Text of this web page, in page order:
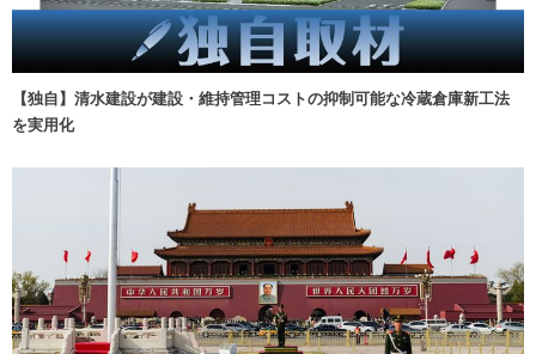
【独自】清水建設が建設・維持管理コストの抑制可能な冷蔵倉庫新工法
を実用化